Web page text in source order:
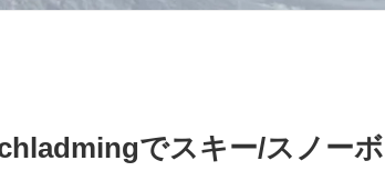
でスキー/スノーボ